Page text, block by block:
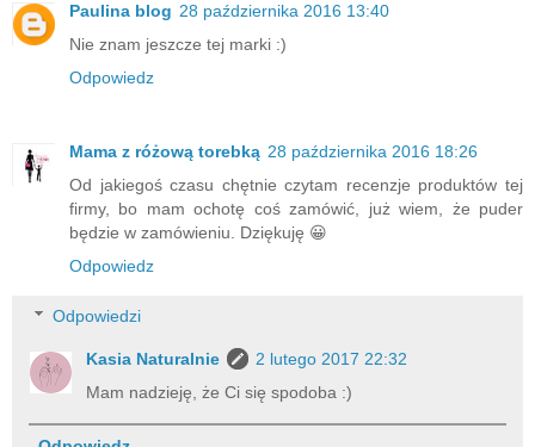
Paulina blog 28 października 2016 13:40
Nie znam jeszcze tej marki :)
Odpowiedz
Mama z różową torebką 28 października 2016 18:26
Od jakiegoś czasu chętnie czytam recenzje produktów tej
firmy, bo mam ochotę coś zamówić, już wiem, że puder
będzie w zamówieniu. Dziękuję 😀
Odpowiedz
Odpowiedzi
Kasia Naturalnie
2 lutego 2017 22:32
Mam nadzieję, że Ci się spodoba :)